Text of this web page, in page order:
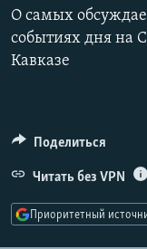
РАСПИСАНИЕ
ПОДПИШИТЕСЬ
Все сайты РСЕ/
О самых
событиях дня на
Кавказе
Поделиться
Читать без VPN
Приоритетный